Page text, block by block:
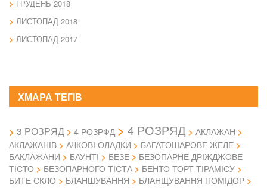
ГРУДЕНЬ 2018
ЛИСТОПАД 2018
ЛИСТОПАД 2017
ХМАРА ТЕГІВ
3 РОЗРЯД 4 РОЗРФД 4 РОЗРЯД
АКЛАЖАН
АКЛАЖАНІВ
АЧКОВІ ОЛАДКИ
БАГАТОШАРОВЕ ЖЕЛЕ
БАКЛАЖАНИ
БАУНТІ БЕЗЕ
БЕЗОПАРНЕ ДРІЖДЖОВЕ
ТІСТО
БЕЗОПАРНОГО ТІСТА
БЕНТО ТОРТ ТІРАМІСУ
БИТЕ СКЛО
БЛАНШУВАННЯ
БЛАНЩУВАННЯ ПОМІДОР